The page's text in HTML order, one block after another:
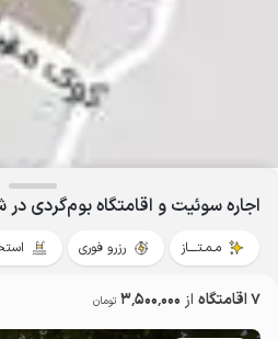
اجاره سوئیت و اقامتگاه بوم‌گردی
مـمـتــــاز رزرو فوری
7 اقامتگاه از 3٬500٬000 تومان